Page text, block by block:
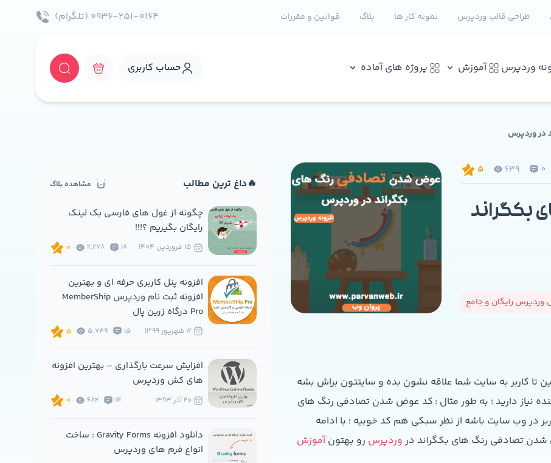
طراحی قالب وردپرس نمونه کار ها بلاگ قوانین و مقررات ۰۹۳۶-۲۵۱-۰۱۶۴ (تلگرام)
وردپرس آموزش پروژه های آماده حساب کاربری
وردپرس
0
639
5
بکگراند
وردپرس رایگان و جامع
تا کاربر به سایت شما علاقه نشون بده و سایتتون براش بشه
نیاز دارید ؛ به طور مثال : کد عوض شدن تصادفی رنگ های
در وب سایت باشه از نظر سبکی هم کد خوبیه ؛ با ادامه
شدن تصادفی رنگ های بکگراند در وردپرس رو بهتونآموزش
🔥داغ ترین مطالب مشاهده بلاگ
چگونه از غول های فارسی بک لینک
رایگان بگیریم ؟!!!
18
2,278
0
افزونه پنل کاربری حرفه ای و بهترین
افزونه ثبت نام وردپرس MemberShip
Pro درگاه زرین پال
15
5,749
5
افزایش سرعت بارگذاری – بهترین افزونه
های کش وردپرس
14
682
0
دانلود افزونه Gravity Forms : ساخت
انواع فرم های وردپرس